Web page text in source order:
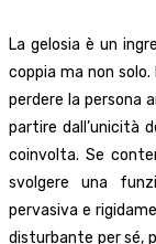
La gelosia è un
coppia ma non
perdere la persona
partire dall’unicità
coinvolta. Se
svolgere una
pervasiva e
disturbante per sé,